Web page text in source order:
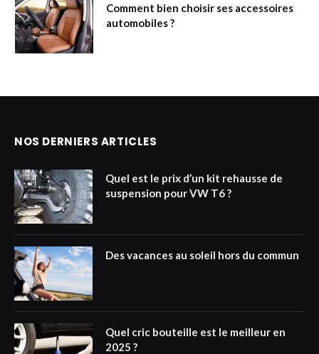
Comment bien choisir ses accessoires
automobiles ?
NOS DERNIERS ARTICLES
Quel est le prix d’un kit rehausse de
suspension pour VW T6 ?
Des vacances au soleil hors du commun
Quel cric bouteille est le meilleur en
2025 ?